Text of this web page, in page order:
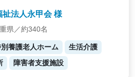
祉法人永甲会 様
県／約340名
養護老人ホーム
生活介護
障害者支援施設